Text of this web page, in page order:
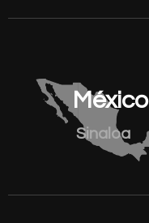
México
Sinaloa